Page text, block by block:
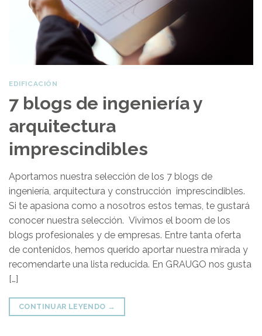
EDIFICACIÓN
7 blogs de ingeniería y
arquitectura
imprescindibles
Aportamos nuestra selección de los 7 blogs de
ingeniería, arquitectura y construcción imprescindibles.
Si te apasiona como a nosotros estos temas, te gustará
conocer nuestra selección. Vivimos el boom de los
blogs profesionales y de empresas. Entre tanta oferta
de contenidos, hemos querido aportar nuestra mirada y
recomendarte una lista reducida. En GRAUGO nos gusta
[…]
CONTINUAR LEYENDO →